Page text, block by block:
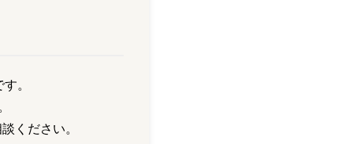
。
ください。